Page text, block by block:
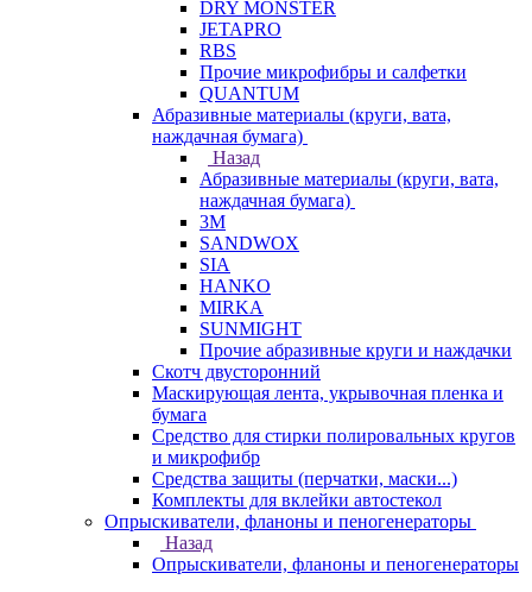
DRY MONSTER
JETAPRO
RBS
Прочие микрофибры и салфетки
QUANTUM
Абразивные материалы (круги, вата,
наждачная бумага)
Назад
Абразивные материалы (круги, вата,
наждачная бумага)
3М
SANDWOX
SIA
HANKO
MIRKA
SUNMIGHT
Прочие абразивные круги и наждачки
Скотч двусторонний
Маскирующая лента, укрывочная пленка и
бумага
Средство для стирки полировальных кругов
и микрофибр
Средства защиты (перчатки, маски...)
Комплекты для вклейки автостекол
Опрыскиватели, фланоны и пеногенераторы
Назад
Опрыскиватели, фланоны и пеногенераторы